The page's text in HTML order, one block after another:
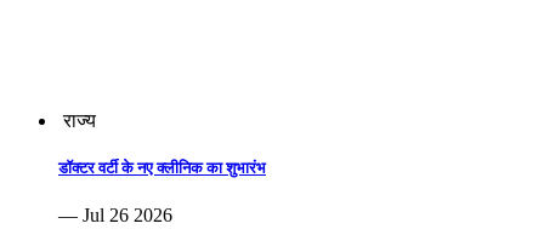
राज्य
डॉक्टर वर्टी के नए क्लीनिक का शुभारंभ
— Jul 26 2026